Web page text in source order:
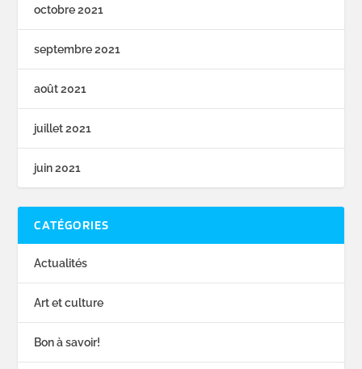
octobre 2021
septembre 2021
août 2021
juillet 2021
juin 2021
CATÉGORIES
Actualités
Art et culture
Bon à savoir!